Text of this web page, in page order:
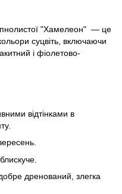
"Хамелеон" — це
суцвіть, включаючи
і фіолетово-
відтінками в
дренований, злегка